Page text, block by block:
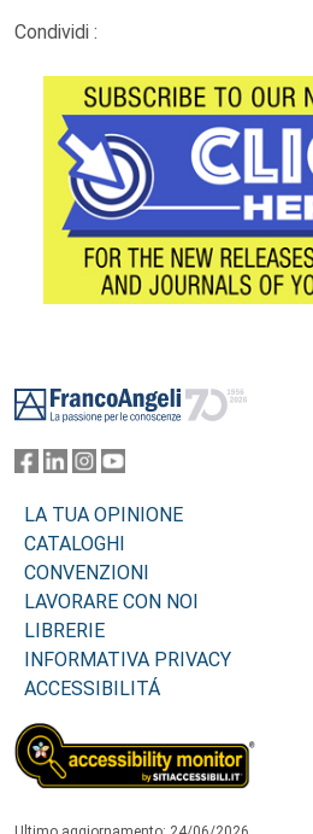
Condividi :
LA TUA OPINIONE
CATALOGHI
CONVENZIONI
LAVORARE CON NOI
LIBRERIE
INFORMATIVA PRIVACY
ACCESSIBILITÁ